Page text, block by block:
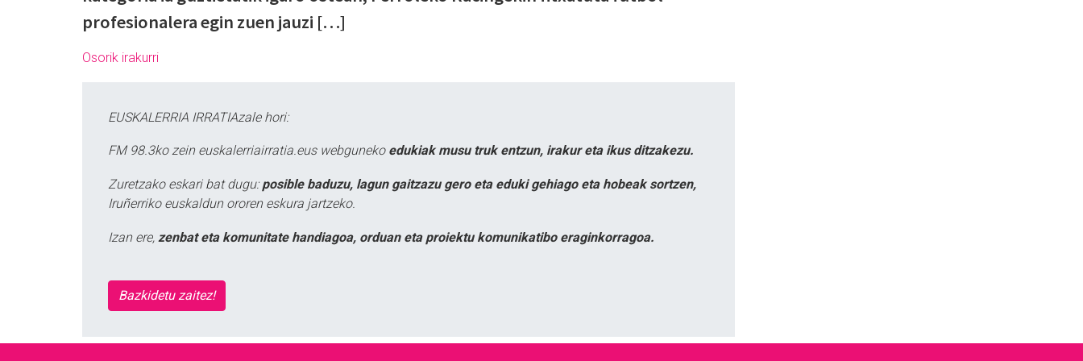
profesionalera egin zuen jauzi […]
Osorik irakurri
EUSKALERRIA IRRATIAzale hori:
FM 98.3ko zein euskalerriairratia.eus webguneko edukiak musu truk entzun, irakur eta ikus ditzakezu.
Zuretzako eskari bat dugu: posible baduzu, lagun gaitzazu gero eta eduki gehiago eta hobeak sortzen,
Iruñerriko euskaldun ororen eskura jartzeko.
Izan ere, zenbat eta komunitate handiagoa, orduan eta proiektu komunikatibo eraginkorragoa.
Bazkidetu zaitez!